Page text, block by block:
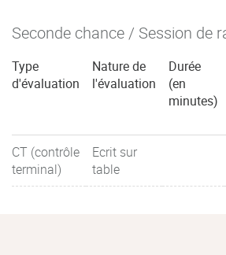
Seconde chance / Session de
Type
d'évaluation
Nature de
l'évaluation
Durée
(en
minutes)
CT (contrôle
terminal)
Ecrit sur
table